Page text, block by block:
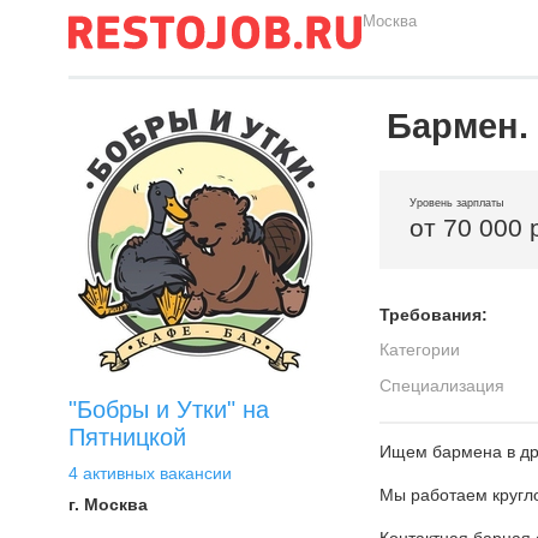
Москва
"Бобры и Утки" на
Пятницкой
4 активных вакансии
г. Москва
Бармен.
Уровень зарплаты
от 70 000
Требования:
Категории
Специализация
Ищем бармена в
Мы работаем